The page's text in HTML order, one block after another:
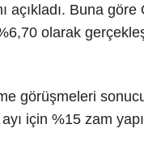
açıkladı. Buna göre
olarak
görüşmeleri
için %15 zam